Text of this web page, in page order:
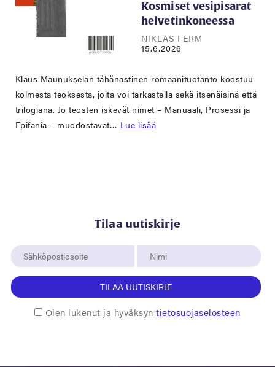
Kosmiset vesipisarat
helvetinkoneessa
NIKLAS FERM
15.6.2026
Klaus Maunukselan tähänastinen romaanituotanto koostuu
kolmesta teoksesta, joita voi tarkastella sekä itsenäisinä että
trilogiana. Jo teosten iskevät nimet – Manuaali, Prosessi ja
Epifania – muodostavat… Lue lisää
Tilaa uutiskirje
TILAA UUTISKIRJE
Olen lukenut ja hyväksyntietosuojaselosteen